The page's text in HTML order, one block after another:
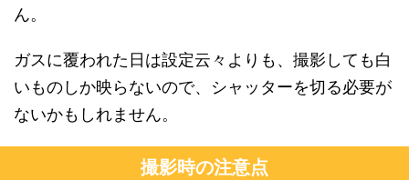
ん。
ガスに覆われた日は設定云々よりも、撮影しても白
いものしか映らないので、シャッターを切る必要が
ないかもしれません。
撮影時の注意点